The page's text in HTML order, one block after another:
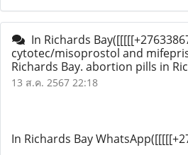
In Richards
cytotec/misoprostol and
Richards Bay. abortion pills in
13 ส.ค. 2567 22:18
In Richards Bay